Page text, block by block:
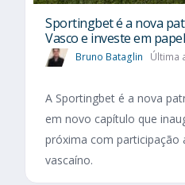
Sportingbet é a nova
Vasco e investe em
Bruno Bataglin Última
A Sportingbet é a nova
em novo capítulo que
próxima com participação
vascaíno.